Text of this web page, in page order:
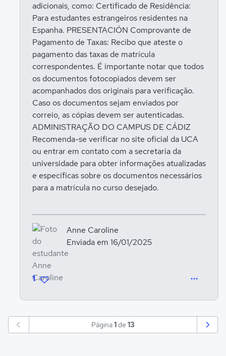
adicionais, como: Certificado de Residência:
Para estudantes estrangeiros residentes na
Espanha. PRESENTACIÓN Comprovante de
Pagamento de Taxas: Recibo que ateste o
pagamento das taxas de matrícula
correspondentes. É importante notar que todos
os documentos fotocopiados devem ser
acompanhados dos originais para verificação.
Caso os documentos sejam enviados por
correio, as cópias devem ser autenticadas.
ADMINISTRAÇÃO DO CAMPUS DE CÁDIZ
Recomenda-se verificar no site oficial da UCA
ou entrar em contato com a secretaria da
universidade para obter informações atualizadas
e específicas sobre os documentos necessários
para a matrícula no curso desejado.
Anne Caroline
Enviada em 16/01/2025
1
Página1de 13